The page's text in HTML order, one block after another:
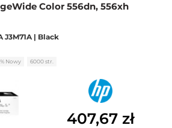
Color 556dn, 556xh
J3M71A | Black
0na 5
Nowy 6000 str.
407,67 zł